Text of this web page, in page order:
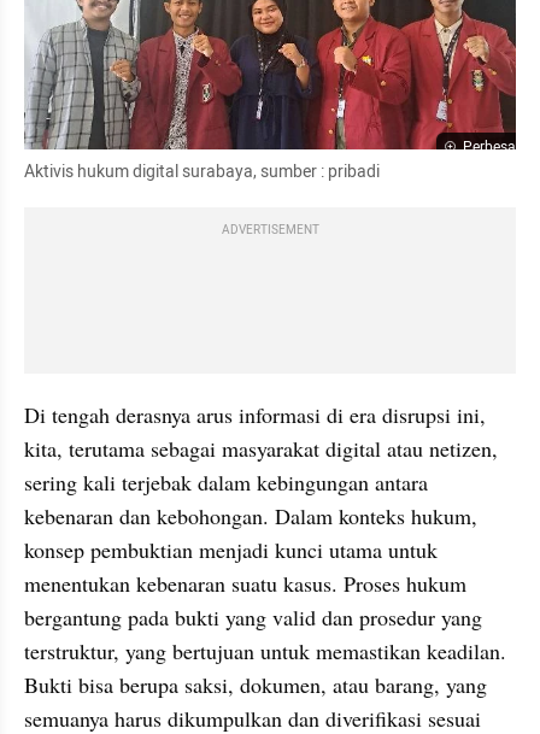
Perbesar
Aktivis hukum digital surabaya, sumber : pribadi
ADVERTISEMENT
Di tengah derasnya arus informasi di era disrupsi ini,
kita, terutama sebagai masyarakat digital atau netizen,
sering kali terjebak dalam kebingungan antara
kebenaran dan kebohongan. Dalam konteks hukum,
konsep pembuktian menjadi kunci utama untuk
menentukan kebenaran suatu kasus. Proses hukum
bergantung pada bukti yang valid dan prosedur yang
terstruktur, yang bertujuan untuk memastikan keadilan.
Bukti bisa berupa saksi, dokumen, atau barang, yang
semuanya harus dikumpulkan dan diverifikasi sesuai